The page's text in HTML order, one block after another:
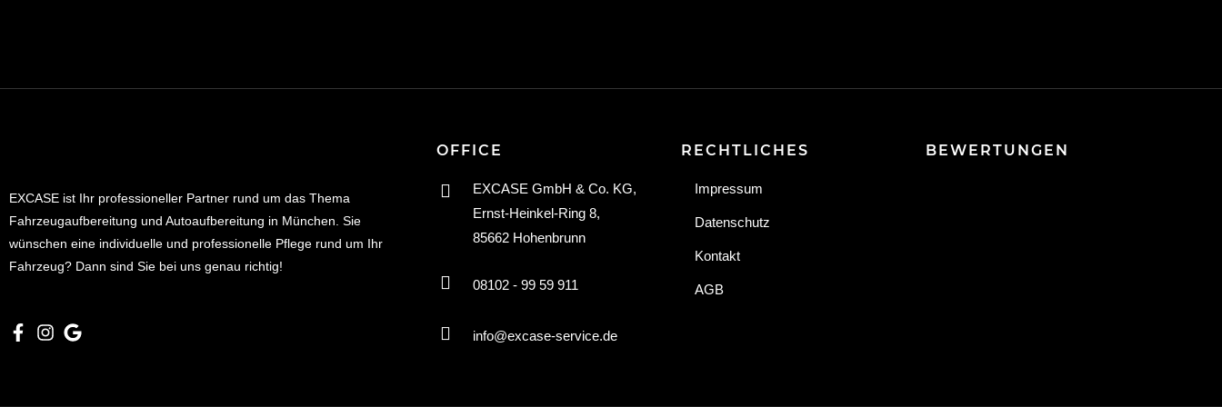
EXCASE ist Ihr professioneller Partner rund um das Thema
Fahrzeugaufbereitung und Autoaufbereitung in München. Sie
wünschen eine individuelle und professionelle Pflege rund um Ihr
Fahrzeug? Dann sind Sie bei uns genau richtig!
OFFICE
EXCASE GmbH & Co. KG,
Ernst-Heinkel-Ring 8,
85662 Hohenbrunn
08102 - 99 59 911
info@excase-service.de
RECHTLICHES
Impressum
Datenschutz
Kontakt
AGB
BEWERTUNGEN